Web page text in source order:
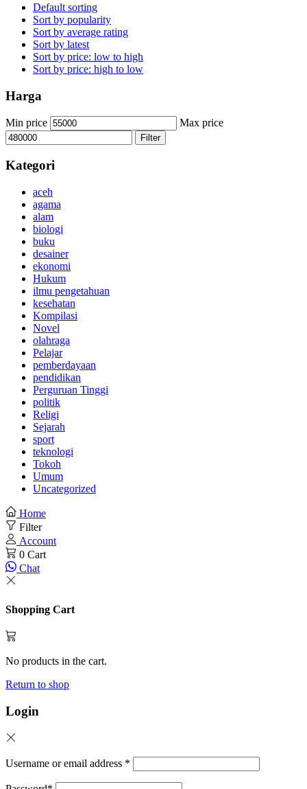
Default sorting
Sort by popularity
Sort by average rating
Sort by latest
Sort by price: low to high
Sort by price: high to low
Harga
Min price Max price
Filter
Kategori
aceh
agama
alam
biologi
buku
desainer
ekonomi
Hukum
ilmu pengetahuan
kesehatan
Kompilasi
Novel
olahraga
Pelajar
pemberdayaan
pendidikan
Perguruan Tinggi
politik
Religi
Sejarah
sport
teknologi
Tokoh
Umum
Uncategorized
Home
Filter
Account
0 Cart
Chat
Shopping Cart
No products in the cart.
Return to shop
Login
Username or email address *